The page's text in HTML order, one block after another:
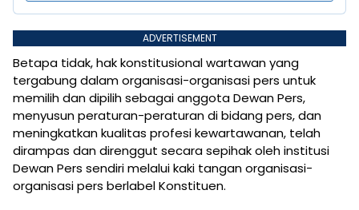
ADVERTISEMENT
Betapa tidak, hak konstitusional wartawan yang
tergabung dalam organisasi-organisasi pers untuk
memilih dan dipilih sebagai anggota Dewan Pers,
menyusun peraturan-peraturan di bidang pers, dan
meningkatkan kualitas profesi kewartawanan, telah
dirampas dan direnggut secara sepihak oleh institusi
Dewan Pers sendiri melalui kaki tangan organisasi-
organisasi pers berlabel Konstituen.